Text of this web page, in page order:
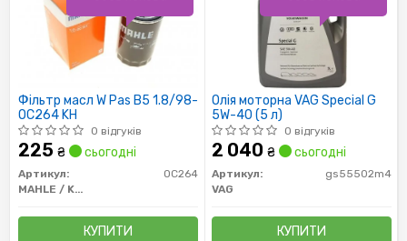
Фільтр масл W Pas B5 1.8/98-
OC264 KH
0 відгуків
225 ₴ сьогодні
Артикул:
OC264
MAHLE / KNECHT
КУПИТИ
Олія моторна VAG Special G
5W-40 (5 л)
0 відгуків
2 040 ₴ сьогодні
Артикул:
gs55502m4
VAG
КУПИТИ